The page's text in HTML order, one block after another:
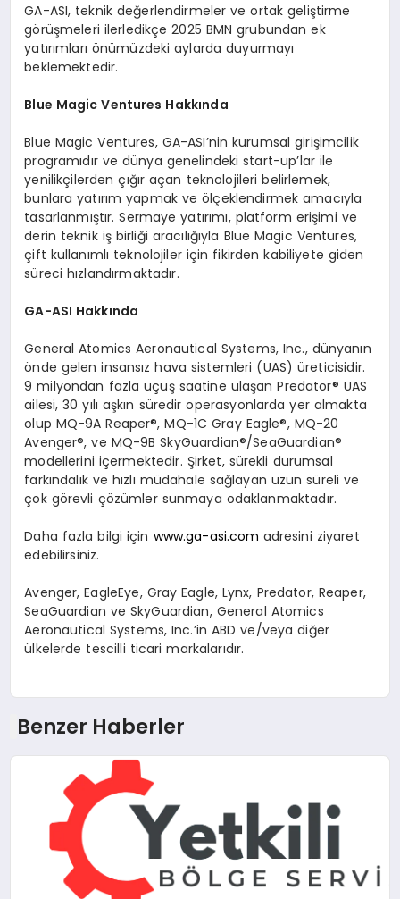
GA-ASI, teknik değerlendirmeler ve ortak geliştirme
görüşmeleri ilerledikçe 2025 BMN grubundan ek
yatırımları önümüzdeki aylarda duyurmayı
beklemektedir.
Blue Magic Ventures Hakkında
Blue Magic Ventures, GA-ASI’nin kurumsal girişimcilik
programıdır ve dünya genelindeki start-up’lar ile
yenilikçilerden çığır açan teknolojileri belirlemek,
bunlara yatırım yapmak ve ölçeklendirmek amacıyla
tasarlanmıştır. Sermaye yatırımı, platform erişimi ve
derin teknik iş birliği aracılığıyla Blue Magic Ventures,
çift kullanımlı teknolojiler için fikirden kabiliyete giden
süreci hızlandırmaktadır.
GA-ASI Hakkında
General Atomics Aeronautical Systems, Inc., dünyanın
önde gelen insansız hava sistemleri (UAS) üreticisidir.
9 milyondan fazla uçuş saatine ulaşan Predator® UAS
ailesi, 30 yılı aşkın süredir operasyonlarda yer almakta
olup MQ-9A Reaper®, MQ-1C Gray Eagle®, MQ-20
Avenger®, ve MQ-9B SkyGuardian®/SeaGuardian®
modellerini içermektedir. Şirket, sürekli durumsal
farkındalık ve hızlı müdahale sağlayan uzun süreli ve
çok görevli çözümler sunmaya odaklanmaktadır.
Daha fazla bilgi için www.ga-asi.com adresini ziyaret
edebilirsiniz.
Avenger, EagleEye, Gray Eagle, Lynx, Predator, Reaper,
SeaGuardian ve SkyGuardian, General Atomics
Aeronautical Systems, Inc.’in ABD ve/veya diğer
ülkelerde tescilli ticari markalarıdır.
Benzer Haberler